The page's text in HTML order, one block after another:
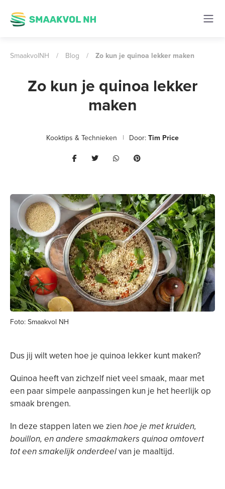
SmaakvolNH / Blog / Zo kun je quinoa lekker maken
Foto: Smaakvol NH
Zo kun je quinoa lekker
maken
Kooktips & Technieken Door: Tim Price
Dus jij wilt weten hoe je quinoa lekker kunt maken?
Quinoa heeft van zichzelf niet veel smaak, maar met
een paar simpele aanpassingen kun je het heerlijk op
smaak brengen.
In deze stappen laten we zien hoe je met kruiden,
bouillon, en andere smaakmakers quinoa omtovert
tot een smakelijk onderdeelvan je maaltijd.